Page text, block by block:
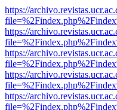
https://
https://
https://
https://
https://